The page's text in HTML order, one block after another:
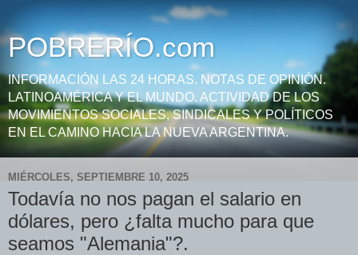
POBRERÍO.com
INFORMACIÓN LAS 24 HORAS. NOTAS DE OPINIÓN.
LATINOAMÉRICA Y EL MUNDO. ACTIVIDAD DE LOS
MOVIMIENTOS SOCIALES, SINDICALES Y POLÍTICOS
EN EL CAMINO HACIA LA NUEVA ARGENTINA.
MIÉRCOLES, SEPTIEMBRE 10, 2025
Todavía no nos pagan el salario en
dólares, pero ¿falta mucho para que
seamos "Alemania"?.